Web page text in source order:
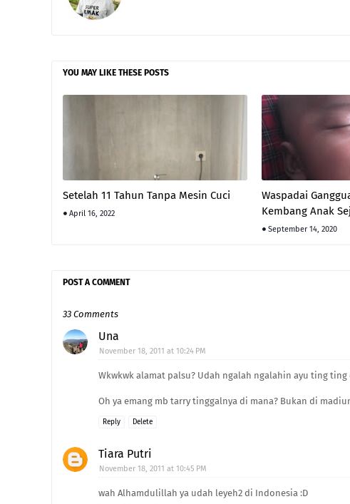
YOU MAY LIKE THESE POSTS
Setelah 11 Tahun Tanpa Mesin Cuci
April 16, 2022
Waspadai
Kembang Anak
September 14, 2020
POST A COMMENT
33 Comments
Una
November 18, 2011 at 10:24 PM
Wkwkwk alamat palsu? Udah ngalah ngalahin ayu ting ting
Oh ya emang mb tarry tinggalnya di mana? Bukan di
Reply Delete
Tiara Putri
November 18, 2011 at 10:45 PM
wah Alhamdulillah ya udah leyeh2 di Indonesia :D